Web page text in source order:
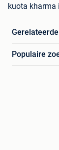
kuota kharma
Populaire